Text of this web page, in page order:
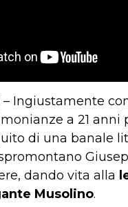
– Ingiustamente
a 21 anni
di una banale
dando vita alla
Musolino.